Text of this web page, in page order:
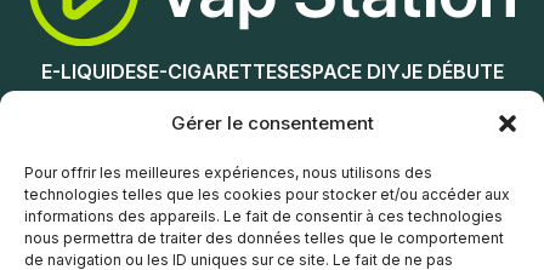
Gérer le consentement
Pour offrir les meilleures expériences, nous utilisons des
technologies telles que les cookies pour stocker et/ou accéder aux
informations des appareils. Le fait de consentir à ces technologies
nous permettra de traiter des données telles que le comportement
de navigation ou les ID uniques sur ce site. Le fait de ne pas
E-LIQUIDESE-CIGARETTESESPACE DIYJE DÉBUTE
NOS MAGASINS
Service client